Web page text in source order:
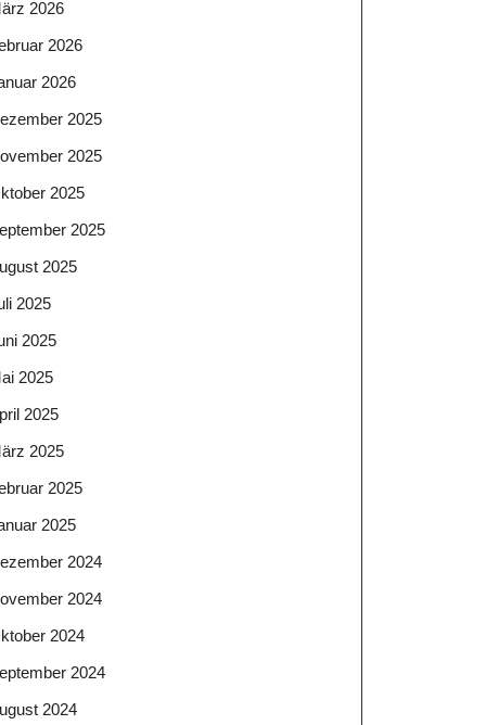
2026
2026
2026
2025
2025
2025
2025
2025
2025
2025
2025
2025
2025
2025
2025
2024
2024
2024
2024
2024